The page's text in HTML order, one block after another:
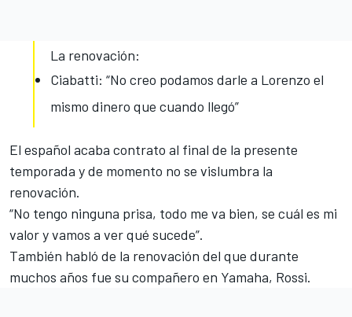
La renovación:
Ciabatti: “No creo podamos darle a Lorenzo el
mismo dinero que cuando llegó”
El español acaba contrato al final de la presente
temporada yde momento no se vislumbra la
renovación.
“No tengo ninguna prisa, todo me va bien, se cuál es mi
valor y vamos a ver qué sucede”.
También habló de la renovación del que durante
muchos años fue su compañero en Yamaha, Rossi.